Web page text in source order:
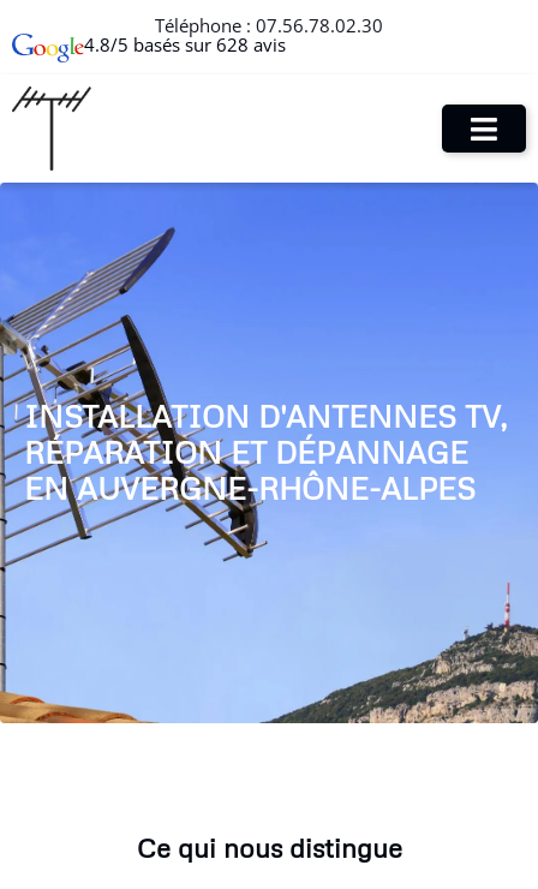
Téléphone : 07.56.78.02.30
4.8/5 basés sur 628 avis
INSTALLATION D'ANTENNES TV,
RÉPARATION ET DÉPANNAGE
EN AUVERGNE-RHÔNE-ALPES
Ce qui nous distingue